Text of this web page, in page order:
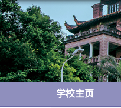
学校主页